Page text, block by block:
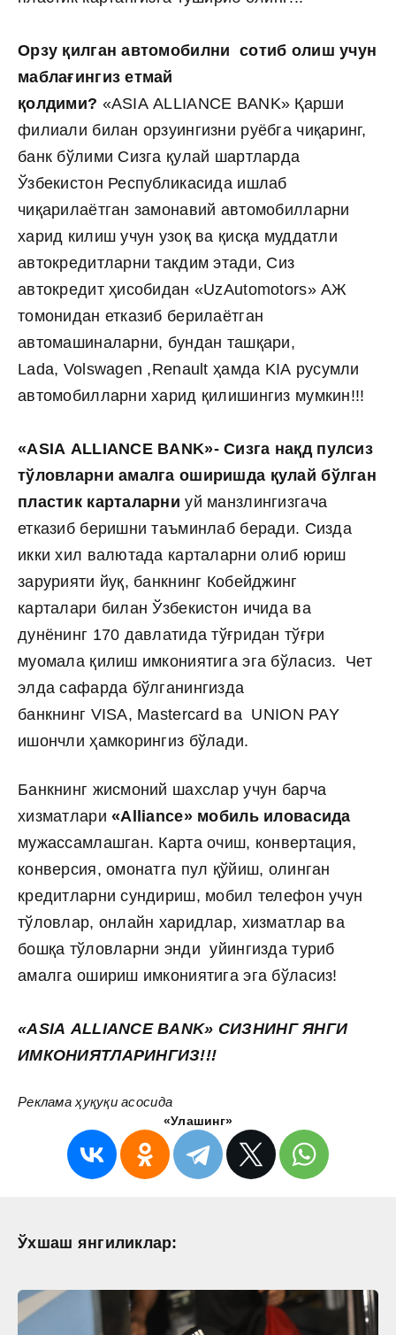
Орзу қилган автомобилни сотиб олиш учун
маблағингиз етмай
қолдими? «ASIA ALLIANCE BANK» Қарши
филиали билан орзуингизни руёбга чиқаринг,
банк бўлими Сизга қулай шартларда
Ўзбекистон Республикасида ишлаб
чиқарилаётган замонавий автомобилларни
харид килиш учун узоқ ва қисқа муддатли
автокредитларни такдим этади, Сиз
автокредит ҳисобидан «UzAutomotors» АЖ
томонидан етказиб берилаётган
автомашиналарни, бундан ташқари,
Lada, Volswagen ,Renault ҳамда KIA русумли
автомобилларни харид қилишингиз мумкин!!!
«ASIA ALLIANCE BANK»- Сизга нақд пулсиз
тўловларни амалга оширишда қулай бўлган
пластик карталарни уй манзлингизгача
етказиб беришни таъминлаб беради. Сизда
икки хил валютада карталарни олиб юриш
зарурияти йуқ, банкнинг Кобейджинг
карталари билан Ўзбекистон ичида ва
дунёнинг 170 давлатида тўғридан тўғри
муомала қилиш имкониятига эга бўласиз. Чет
элда сафарда бўлганингизда
банкнинг VISA, Mastercard ва UNION PAY
ишончли ҳамкорингиз бўлади.
Банкнинг жисмоний шахслар учун барча
хизматлари«Alliance» мобиль иловасида
мужассамлашган. Карта очиш, конвертация,
конверсия, омонатга пул қўйиш, олинган
кредитларни сундириш, мобил телефон учун
тўловлар, онлайн харидлар, хизматлар ва
бошқа тўловларни энди уйингизда туриб
амалга ошириш имкониятига эга бўласиз!
«ASIA ALLIANCE BANK» СИЗНИНГ ЯНГИ
ИМКОНИЯТЛАРИНГИЗ!!!
Реклама ҳуқуқи асосида
«Улашинг»
Ўхшаш янгиликлар: